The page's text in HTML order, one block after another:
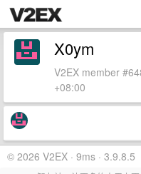
X0ym
V2EX member
+08:00
© 2026 V2EX · 9ms · 3.9.8.5